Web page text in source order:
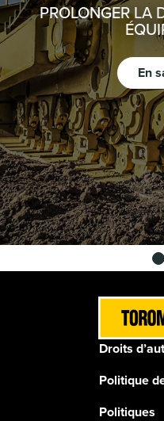
PROLONGER LA
En
Droits
Politique
Politiques